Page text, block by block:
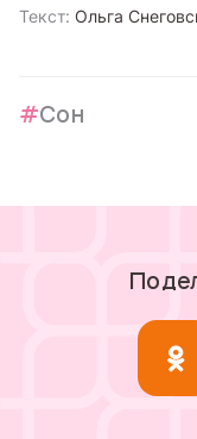
Текст: Ольга
Сон